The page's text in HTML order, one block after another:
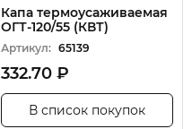
Капа термоусаживаемая
ОГТ-120/55 (КВТ)
Артикул: 65139
332.70 ₽
В список покупок